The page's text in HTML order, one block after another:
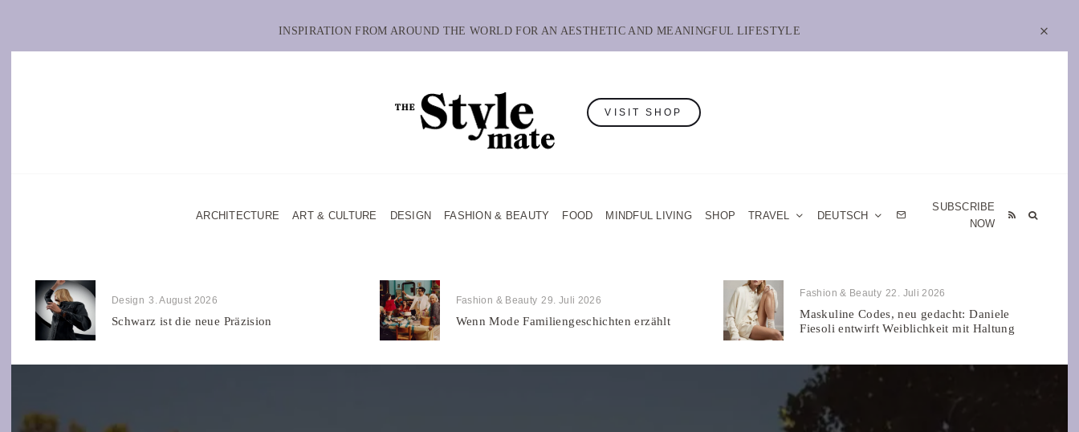
INSPIRATION FROM AROUND THE WORLD FOR AN AESTHETIC AND MEANINGFUL LIFESTYLE
VISIT SHOP
ARCHITECTURE ART & CULTURE DESIGN FASHION & BEAUTY FOOD MINDFUL LIVING SHOP TRAVEL DEUTSCH
SUBSCRIBE
NOW
Design 3. August 2026
Schwarz ist die neue Präzision
Fashion & Beauty 29. Juli 2026
Wenn Mode Familiengeschichten erzählt
Fashion & Beauty 22. Juli 2026
Maskuline Codes, neu gedacht: Daniele
Fiesoli entwirft Weiblichkeit mit Haltung